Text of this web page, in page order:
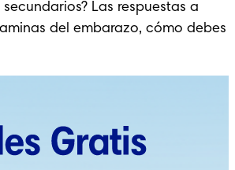
Las respuestas a
del embarazo, cómo debes